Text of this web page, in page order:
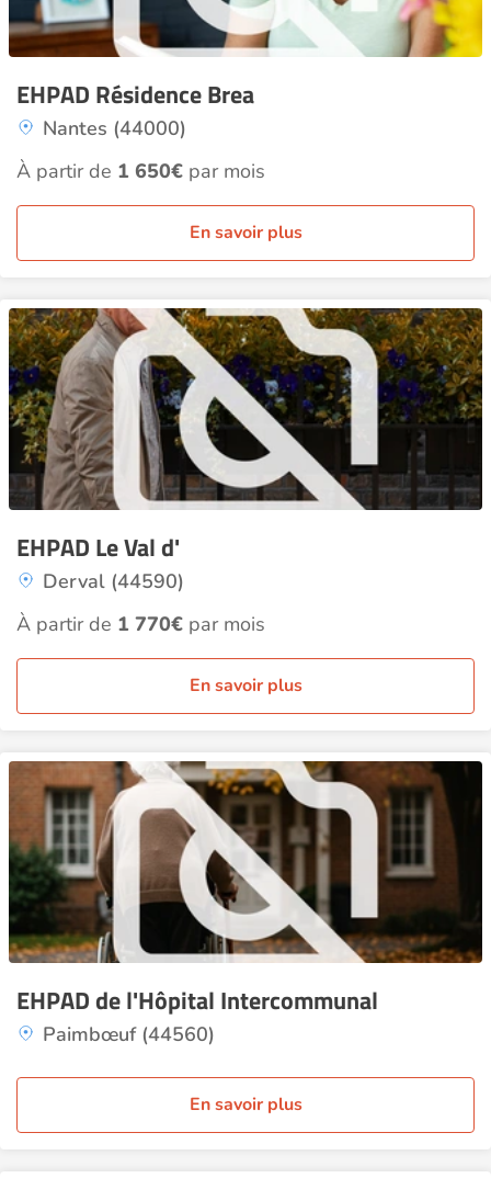
EHPAD Résidence Brea
Nantes (44000)
À partir de 1 650€ par mois
En savoir plus
EHPAD Le Val d'
Derval (44590)
À partir de 1 770€ par mois
En savoir plus
EHPAD de l'Hôpital Intercommunal
Paimbœuf (44560)
En savoir plus